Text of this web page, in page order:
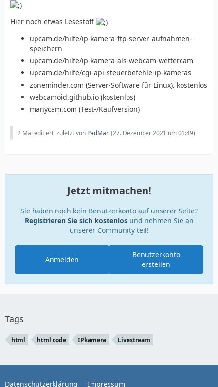
Hier noch etwas Lesestoff
upcam.de/hilfe/ip-kamera-ftp-server-aufnahmen-
speichern
upcam.de/hilfe/ip-kamera-als-webcam-wettercam
upcam.de/hilfe/cgi-api-steuerbefehle-ip-kameras
zoneminder.com (Server-Software für Linux), kostenlos
webcamoid.github.io (kostenlos)
manycam.com (Test-/Kaufversion)
2 Mal editiert, zuletzt von PadMan(27. Dezember 2021 um 01:49)
Jetzt mitmachen!
Sie haben noch kein Benutzerkonto auf unserer Seite?
Registrieren Sie sich kostenlosund nehmen Sie an
unserer Community teil!
Benutzerkonto
erstellen
Anmelden
Tags
html html code IPkamera Livestream
Datenschutzerklärung Impressum